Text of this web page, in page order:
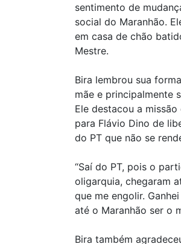
sentimento de
social do Maranhão.
em casa de chão
Mestre.
Bira lembrou sua
mãe e principalmente
Ele destacou a
para Flávio Dino de
do PT que não se
“Saí do PT, pois o
oligarquia, chegaram
que me engolir.
até o Maranhão ser o
Bira também